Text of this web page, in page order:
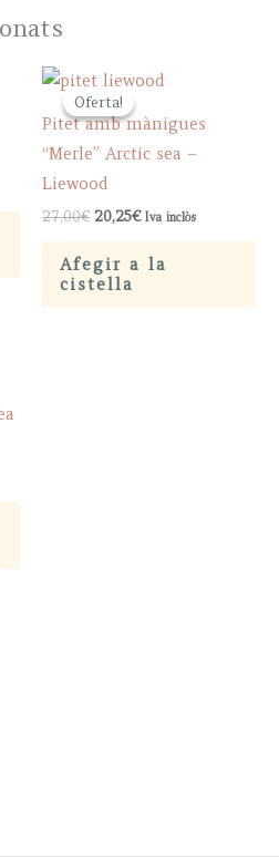
Oferta!
Oferta!
Pitet amb mànigues
“Merle” Arctic sea –
Liewood
27,00€ Original
was:
27,00€.
20,25€Current
is:
20,25€.
Iva inclòs
Afegir a la
cistella